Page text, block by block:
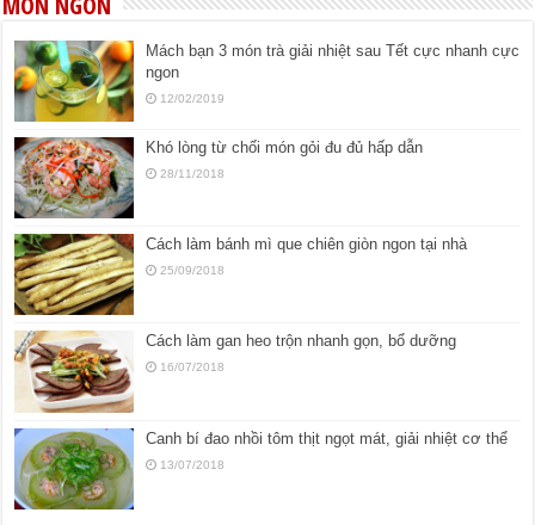
Mách bạn 3 món trà giải nhiệt sau Tết cực nhanh cực
ngon
12/02/2019
Khó lòng từ chối món gỏi đu đủ hấp dẫn
28/11/2018
Cách làm bánh mì que chiên giòn ngon tại nhà
25/09/2018
Cách làm gan heo trộn nhanh gọn, bổ dưỡng
16/07/2018
Canh bí đao nhồi tôm thịt ngọt mát, giải nhiệt cơ thể
13/07/2018